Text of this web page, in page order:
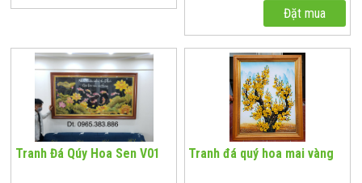
Đặt mua
Tranh Đá Qúy Hoa Sen V01 Tranh đá quý hoa mai vàng